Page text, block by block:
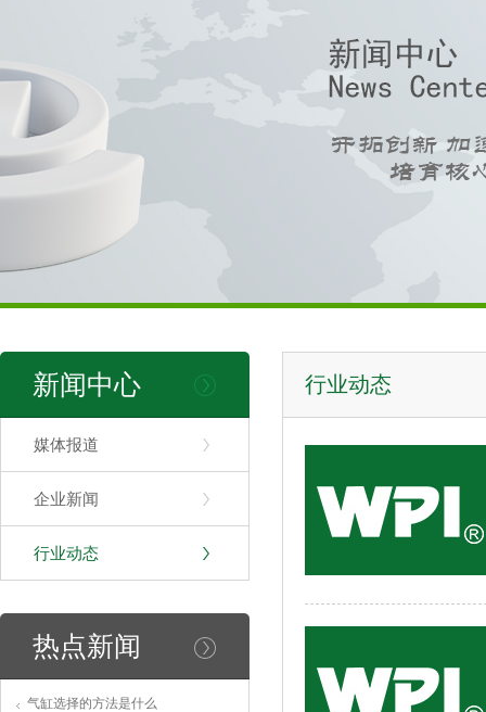
新闻中心
媒体报道
企业新闻
行业动态
热点新闻
气缸选择的方法是什么
行业动态